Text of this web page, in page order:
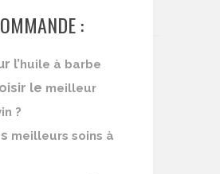
:
l’ huile à barbe
le meilleur
?
meilleurs soins à